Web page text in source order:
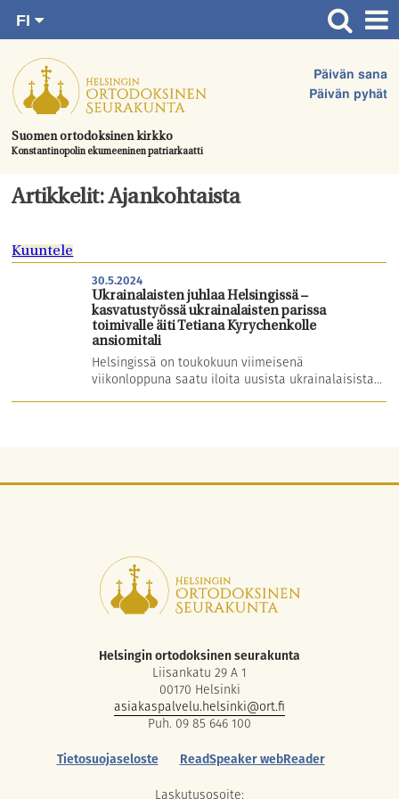
suoraan
sisältöön.
Suomen ortodoksinen kirkko
Konstantinopolin ekumeeninen patriarkaatti
Päivän sana
Päivän pyhät
FI
SV
EN
UA
Etusivu
Ajankohtaista
Juhlat & toimitukset
Kirkot
Tule mukaan
Hautausmaa
Yhteystiedot
Artikkelit: Ajankohtaista
Kuuntele
30.5.2024
Ukrainalaisten juhlaa Helsingissä –
kasvatustyössä ukrainalaisten parissa
toimivalle äiti Tetiana Kyrychenkolle
ansiomitali
Helsingissä on toukokuun viimeisenä
viikonloppuna saatu iloita uusista ukrainalaisista...
Helsingin ortodoksinen seurakunta
Liisankatu 29 A 1
00170 Helsinki
asiakaspalvelu.helsinki@ort.fi
Puh. 09 85 646 100
Tietosuojaseloste
ReadSpeaker webReader
Laskutusosoite: